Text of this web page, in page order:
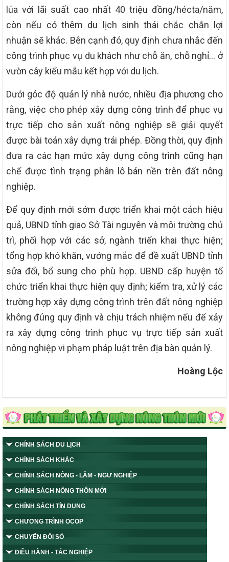
lúa với lãi suất cao nhất 40 triệu đồng/hécta/năm,
còn nếu có thêm du lịch sinh thái chắc chắn lợi
nhuận sẽ khác. Bên cạnh đó, quy định chưa nhắc đến
công trình phục vụ du khách như chỗ ăn, chỗ nghỉ… ở
vườn cây kiểu mẫu kết hợp với du lịch.
Dưới góc độ quản lý nhà nước, nhiều địa phương cho
rằng, việc cho phép xây dựng công trình để phục vụ
trực tiếp cho sản xuất nông nghiệp sẽ giải quyết
được bài toán xây dựng trái phép. Đồng thời, quy định
đưa ra các hạn mức xây dựng công trình cũng hạn
chế được tình trạng phân lô bán nền trên đất nông
nghiệp.
Để quy định mới sớm được triển khai một cách hiệu
quả, UBND tỉnh giao Sở Tài nguyên và môi trường chủ
trì, phối hợp với các sở, ngành triển khai thực hiện;
tổng hợp khó khăn, vướng mắc để đề xuất UBND tỉnh
sửa đổi, bổ sung cho phù hợp. UBND cấp huyện tổ
chức triển khai thực hiện quy định; kiểm tra, xử lý các
trường hợp xây dựng công trình trên đất nông nghiệp
không đúng quy định và chịu trách nhiệm nếu để xảy
ra xây dựng công trình phục vụ trực tiếp sản xuất
nông nghiệp vi phạm pháp luật trên địa bàn quản lý.
Hoàng Lộc
CHÍNH SÁCH DU LỊCH
CHÍNH SÁCH KHÁC
CHÍNH SÁCH NÔNG - LÂM - NGƯ NGHIỆP
CHÍNH SÁCH NÔNG THÔN MỚI
CHÍNH SÁCH TÍN DỤNG
CHƯƠNG TRÌNH OCOP
CHUYỂN ĐỔI SỐ
ĐIỀU HÀNH - TÁC NGHIỆP